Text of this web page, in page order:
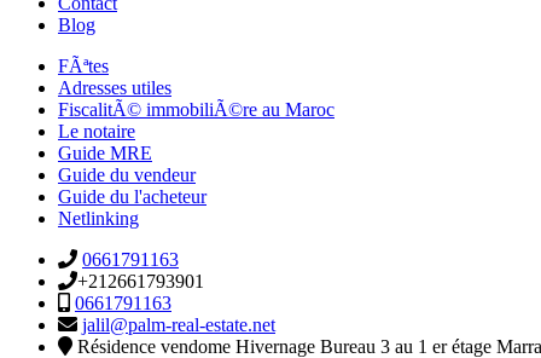
Blog
FÃªtes
Adresses utiles
FiscalitÃ© immobiliÃ©re au Maroc
Le notaire
Guide MRE
Guide du vendeur
Guide du l'acheteur
Netlinking
0661791163
+212661793901
0661791163
jalil@palm-real-estate.net
Résidence vendome Hivernage Bureau 3 au 1 er étage